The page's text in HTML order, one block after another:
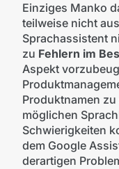
Einziges Manko
teilweise nicht
Sprachassistent
zu Fehlern im
Aspekt
Produktnamen
möglichen
Schwierigkeiten
dem Google
derartigen